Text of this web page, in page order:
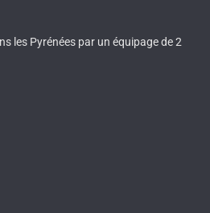
les Pyrénées par un équipage de 2